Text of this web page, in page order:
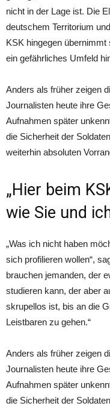
nicht in der Lage ist. Die
deutschem Territorium
KSK hingegen
ein gefährliches Umfeld
Anders als früher zeigen
Journalisten heute ihre
Aufnahmen später
die Sicherheit der
weiterhin absoluten
„Hier beim
wie Sie und
„Was ich nicht haben
sich profilieren wollen“,
brauchen jemanden, der
studieren kann, der aber
skrupellos ist, bis an die
Leistbaren zu gehen.“
Anders als früher zeigen
Journalisten heute ihre
Aufnahmen später
die Sicherheit der